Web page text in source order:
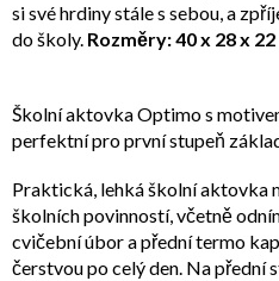
si své hrdiny stále s sebou, a
do školy. Rozměry: 40 x 28 x
Školní aktovka Optimo s
perfektní pro první stupeň
Praktická, lehká školní aktovka
školních povinností, včetně
cvičební úbor a přední termo
čerstvou po celý den. Na přední